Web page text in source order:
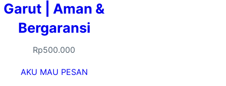
Garut | Aman &
Bergaransi
Rp500.000
AKU MAU PESAN